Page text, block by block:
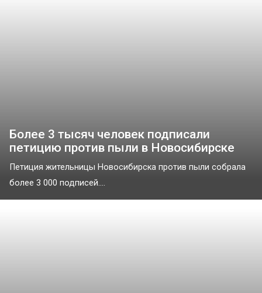
Более 3 тысяч человек подписали
петицию против пыли в Новосибирске
Петиция жительницы Новосибирска против пыли собрала
более 3 000 подписей....